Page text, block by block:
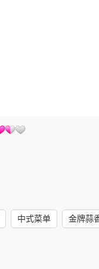
中式菜单 金牌蒜